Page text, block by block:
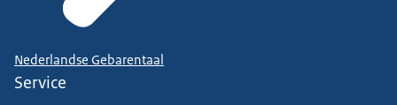
Nederlandse Gebarentaal
Service